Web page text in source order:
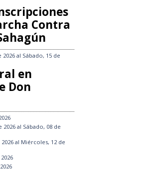
Contra
2026 al Sábado, 15 de
en
Don
2026 al Sábado, 08 de
al Miércoles, 12 de